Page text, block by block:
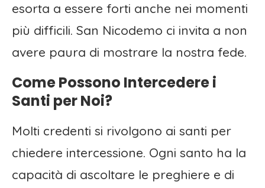
esorta a essere forti anche nei momenti
più difficili. San Nicodemo ci invita a non
avere paura di mostrare la nostra fede.
Come Possono Intercedere i
Santi per Noi?
Molti credenti si rivolgono ai santi per
chiedere intercessione. Ogni santo ha la
capacità di ascoltare le preghiere e di